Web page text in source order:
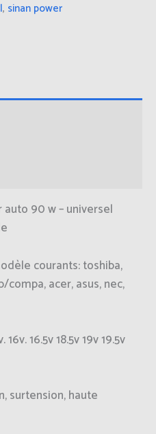
, sinan power
90 w – universel
courants: toshiba,
compa, acer, asus, nec,
16.5v 18.5v 19v 19.5v
surtension, haute